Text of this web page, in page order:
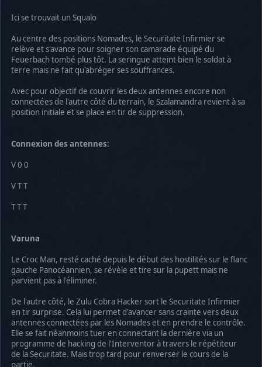
Ici se trouvait un Squalo
Au centre des positions Nomades, le Securitate Infirmier se
relève et s'avance pour soigner son camarade équipé du
Feuerbach tombé plus tôt. La seringue atteint bien le soldat à
terre mais ne fait qu'abréger ses souffrances.
Avec pour objectif de couvrir les deux antennes encore non
connectées de l'autre côté du terrain, le Szalamandra revient à sa
position initiale et se place en tir de suppression.
Connexion des antennes:
V 0 0
V T T
T T T
Varuna
Le Croc Man, resté caché depuis le début des hostilités sur le flanc
gauche Panocéannien, se révèle et tire sur la pupett mais ne
parvient pas à l'éliminer.
De l'autre côté, le Zulu Cobra Hacker sort le Securitate Infirmier
en tir surprise. Cela lui permet d'avancer sans crainte vers deux
antennes connectées par les Nomades et en prendre le contrôle.
Elle se fait néanmoins tuer en connectant la dernière via un
programme de hacking de l'Interventor à travers le répétiteur
de la Securitate. Mais trop tard pour renverser le cours de la
partie.